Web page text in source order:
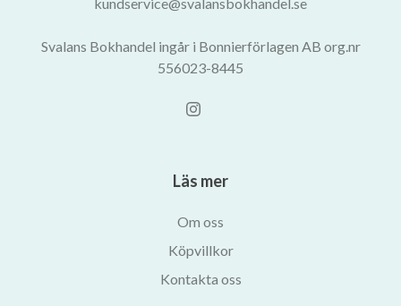
kundservice@svalansbokhandel.se
Svalans Bokhandel ingår i Bonnierförlagen AB org.nr
556023-8445
Läs mer
Om oss
Köpvillkor
Kontakta oss